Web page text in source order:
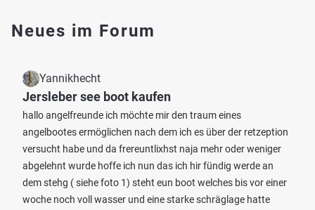
Neues im Forum
Yannikhecht
Jersleber see boot kaufen
hallo angelfreunde ich möchte mir den traum eines
angelbootes ermöglichen nach dem ich es über der retzeption
versucht habe und da frereuntlixhst naja mehr oder weniger
abgelehnt wurde hoffe ich nun das ich hir fündig werde an
dem stehg ( siehe foto 1) steht eun boot welches bis vor einer
woche noch voll wasser und eine starke schräglage hatte